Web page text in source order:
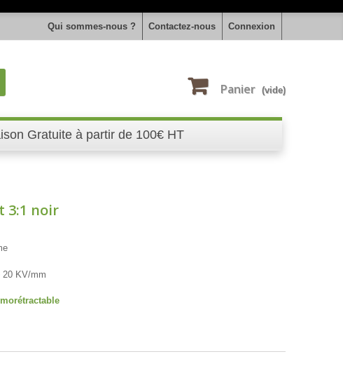
Connexion
Contactez-nous
Qui sommes-nous ?
Panier (vide)
Gratuite à partir de 100€ HT
3:1 noir
20 KV/mm